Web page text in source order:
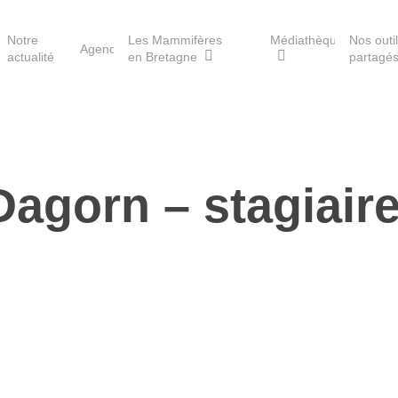
Les Havres de paix pour la
loutre
Notre
actualité
Agenda
Les Mammifères
en Bretagne
Médiathèque
Nos
partagés
–